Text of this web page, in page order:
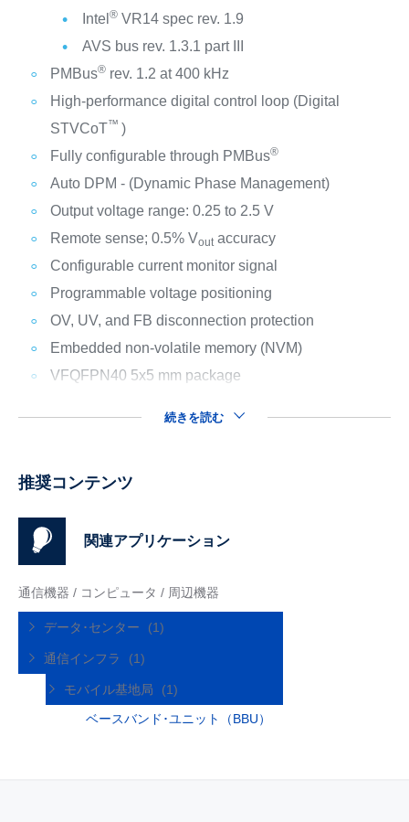
Intel ®VR14 spec rev. 1.9
AVS bus rev. 1.3.1 part III
PMBus®rev. 1.2 at 400 kHz
High-performance digital control loop (Digital
STVCoT™ )
Fully configurable through PMBus®
Auto DPM - (Dynamic Phase Management)
Output voltage range: 0.25 to 2.5 V
Remote sense; 0.5% Voutaccuracy
Configurable current monitor signal
Programmable voltage positioning
OV, UV, and FB disconnection protection
Embedded non-volatile memory (NVM)
VFQFPN40 5x5 mm package
続きを読む
推奨コンテンツ
関連アプリケーション
通信機器 / コンピュータ / 周辺機器
データ･センター (1)
通信インフラ (1)
モバイル基地局
(1)
ベースバンド･ユニット（BBU）